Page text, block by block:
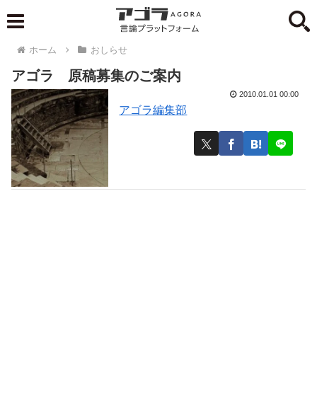
ホーム おしらせ
アゴラ 原稿募集のご案内
アゴラ編集部
2010.01.01 00:00